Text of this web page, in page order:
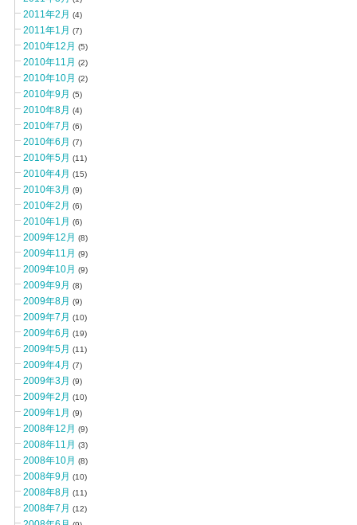
2011年2月 (4)
2011年1月 (7)
2010年12月 (5)
2010年11月 (2)
2010年10月 (2)
2010年9月 (5)
2010年8月 (4)
2010年7月 (6)
2010年6月 (7)
2010年5月 (11)
2010年4月 (15)
2010年3月 (9)
2010年2月 (6)
2010年1月 (6)
2009年12月 (8)
2009年11月 (9)
2009年10月 (9)
2009年9月 (8)
2009年8月 (9)
2009年7月 (10)
2009年6月 (19)
2009年5月 (11)
2009年4月 (7)
2009年3月 (9)
2009年2月 (10)
2009年1月 (9)
2008年12月 (9)
2008年11月 (3)
2008年10月 (8)
2008年9月 (10)
2008年8月 (11)
2008年7月 (12)